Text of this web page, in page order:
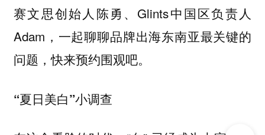
赛文思创始人陈勇、Glints中国区负责人
Adam，一起聊聊品牌出海东南亚最关键的
问题，快来预约围观吧。
“夏日美白”小调查